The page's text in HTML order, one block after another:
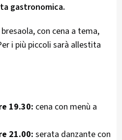
gastronomica.
con cena a tema,
i più piccoli sarà allestita
19.30: cena con menù a
21.00: serata danzante con